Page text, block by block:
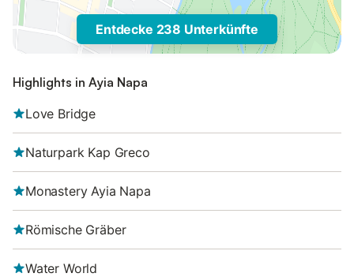
Entdecke 238 Unterkünfte
Highlights in Ayia Napa
Love Bridge
Naturpark Kap Greco
Monastery Ayia Napa
Römische Gräber
Water World